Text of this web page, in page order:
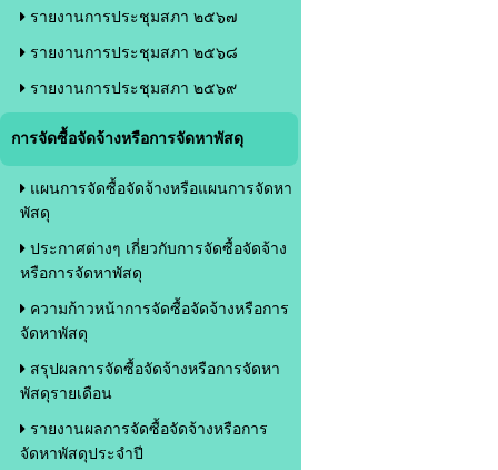
รายงานการประชุมสภา ๒๕๖๗
รายงานการประชุมสภา ๒๕๖๘
รายงานการประชุมสภา ๒๕๖๙
การจัดซื้อจัดจ้างหรือการจัดหาพัสดุ
แผนการจัดซื้อจัดจ้างหรือแผนการจัดหา
พัสดุ
ประกาศต่างๆ เกี่ยวกับการจัดซื้อจัดจ้าง
หรือการจัดหาพัสดุ
ความก้าวหน้าการจัดซื้อจัดจ้างหรือการ
จัดหาพัสดุ
สรุปผลการจัดซื้อจัดจ้างหรือการจัดหา
พัสดุรายเดือน
รายงานผลการจัดซื้อจัดจ้างหรือการ
จัดหาพัสดุประจำปี